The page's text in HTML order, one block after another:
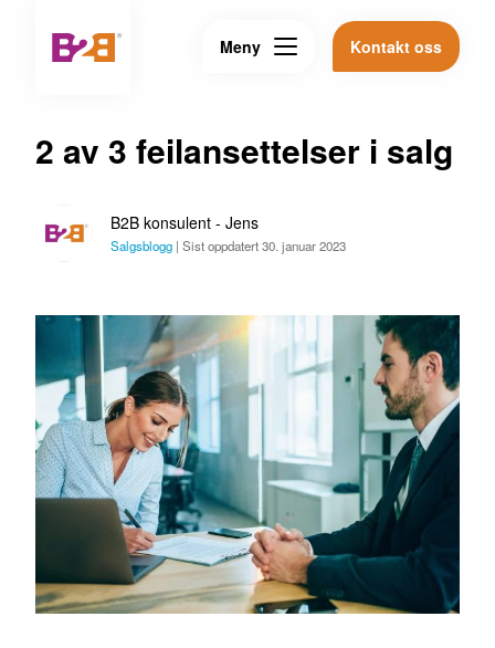
Meny Kontakt oss
2 av 3 feilansettelser i salg
B2B konsulent - Jens
Salgsblogg | Sist oppdatert 30. januar 2023